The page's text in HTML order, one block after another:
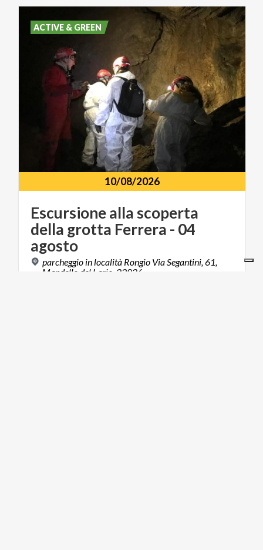
10/08/2026
Escursione alla scoperta
della grotta Ferrera - 04
agosto
parcheggio in località Rongio Via Segantini, 61,
Mandello del Lario, 23826
ACTIVE & GREEN